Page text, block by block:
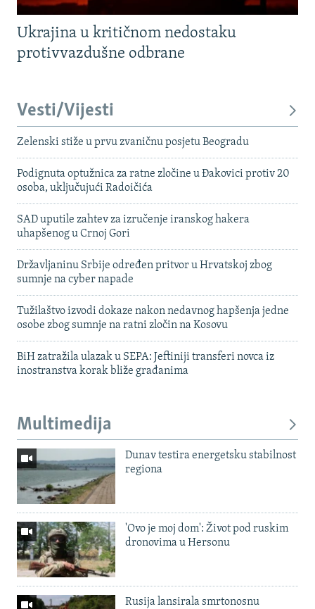
Ukrajina u kritičnom nedostaku
protivvazdušne odbrane
Vesti/Vijesti
Zelenski stiže u prvu zvaničnu posjetu Beogradu
Podignuta optužnica za ratne zločine u Đakovici protiv 20
osoba, uključujući Radoičića
SAD uputile zahtev za izručenje iranskog hakera
uhapšenog u Crnoj Gori
Državljaninu Srbije određen pritvor u Hrvatskoj zbog
sumnje na cyber napade
Tužilaštvo izvodi dokaze nakon nedavnog hapšenja jedne
osobe zbog sumnje na ratni zločin na Kosovu
BiH zatražila ulazak u SEPA: Jeftiniji transferi novca iz
inostranstva korak bliže građanima
Multimedija
Dunav testira energetsku stabilnost
regiona
'Ovo je moj dom': Život pod ruskim
dronovima u Hersonu
Rusija lansirala smrtonosnu